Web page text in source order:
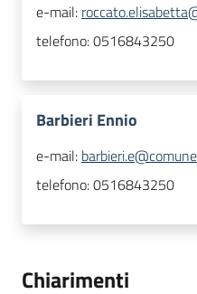
e-mail:
telefono:0516843250
Barbieri Ennio
e-mail:
telefono:0516843250
Chiarimenti